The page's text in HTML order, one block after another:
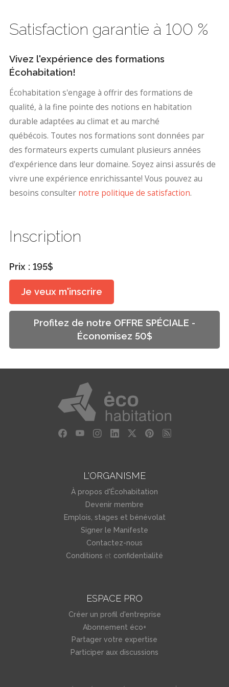
nourrissant ainsi sa passion pour la
permaculture en climat froid et la conception de
systèmes écologiques à toutes les échelles. Il
enseigne toujours son savoir avec passion.
Satisfaction garantie à 100 %
Vivez l'expérience des formations
Écohabitation!
Écohabitation s'engage à offrir des formations de
qualité, à la fine pointe des notions en habitation
durable adaptées au climat et au marché
québécois. Toutes nos formations sont données par
des formateurs experts cumulant plusieurs années
d'expérience dans leur domaine. Soyez ainsi assurés de
vivre une expérience enrichissante! Vous pouvez au
besoins consulter notre politique de satisfaction.
Inscription
Prix : 195$
Je veux m'inscrire
Profitez de notre OFFRE SPÉCIALE -
Économisez 50$
L'ORGANISME
À propos d'Écohabitation
Devenir membre
Emplois, stages et bénévolat
Signer le Manifeste
Contactez-nous
Conditions et confidentialité
ESPACE PRO
Créer un profil d'entreprise
Abonnement éco+
Partager votre expertise
Participer aux discussions